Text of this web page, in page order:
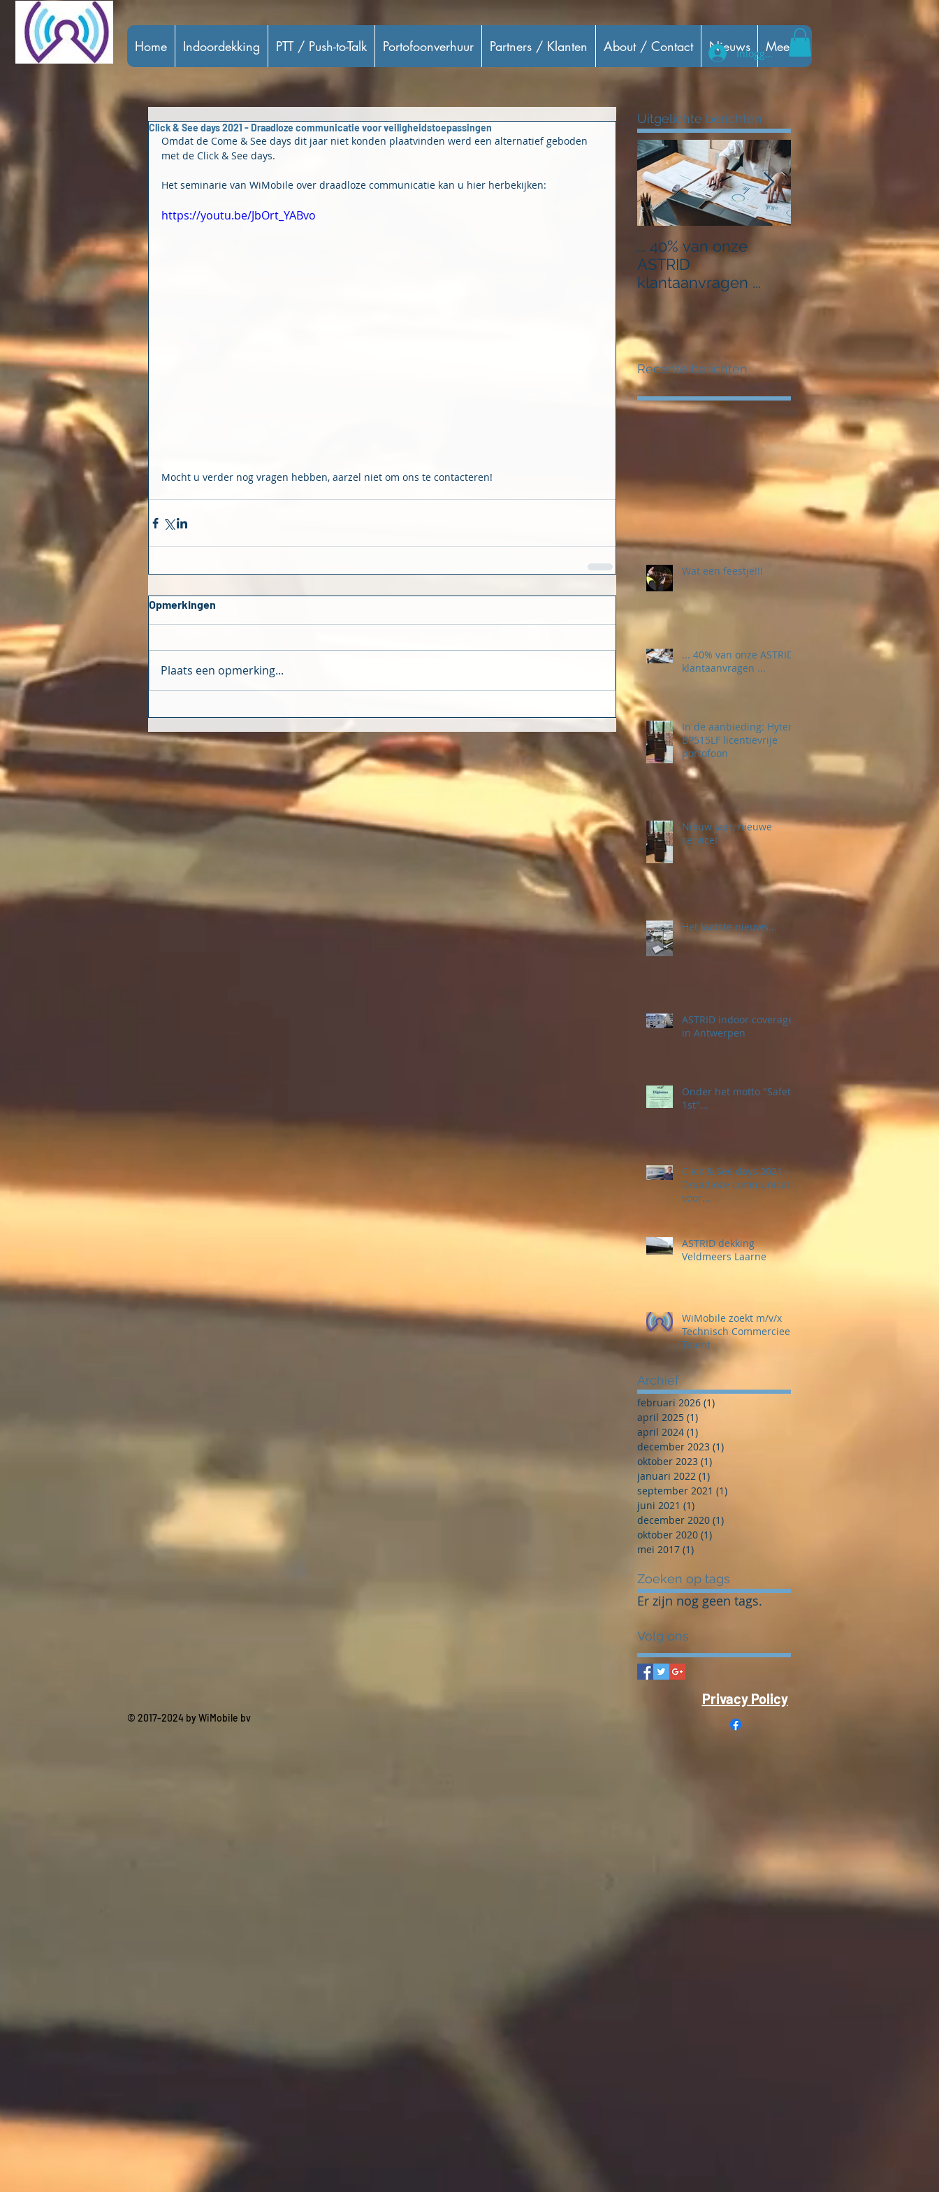
Home Indoordekking PTT / Push-to-Talk Portofoonverhuur Partners / Klanten About / Contact Nieuws Meer...
Inloggen
Click & See days 2021 - Draadloze communicatie voor veiligheidstoepassingen
Omdat de Come & See days dit jaar niet konden plaatvinden werd een alternatief geboden
met de Click & See days.
Het seminarie van WiMobile over draadloze communicatie kan u hier herbekijken:
https://youtu.be/JbOrt_YABvo
Mocht u verder nog vragen hebben, aarzel niet om ons te contacteren!
Opmerkingen
Plaats een opmerking...
Uitgelichte berichten
... 40% van onze
ASTRID
klantaanvragen ...
Nieuw jaar, nieuwe
service!
Recente berichten
Wat een feestje!!!
... 40% van onze ASTRID
klantaanvragen ...
In de aanbieding: Hytera
BP515LF licentievrije
portofoon
Nieuw jaar, nieuwe
service!
Het laatste nieuws...
ASTRID indoor coverage
in Antwerpen
Onder het motto "Safety
1st"...
Click & See days 2021 -
Draadloze communicatie
voor
ASTRID dekking
Veldmeers Laarne
WiMobile zoekt m/v/x
Technisch Commercieel
Talent
Archief
februari 2026 (1)
april 2025 (1)
april 2024 (1)
december 2023 (1)
oktober 2023 (1)
januari 2022 (1)
september 2021 (1)
juni 2021 (1)
december 2020 (1)
oktober 2020 (1)
mei 2017 (1)
Zoeken op tags
Er zijn nog geen tags.
Volg ons
Privacy Policy
© 2017-2024 by WiMobile bv